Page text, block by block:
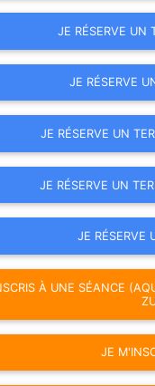
JE RÉSERVE UN
JE RÉSERVE
JE RÉSERVE UN
JE RÉSERVE UN
JE RÉSERVE
À UNE SÉANCE
JE